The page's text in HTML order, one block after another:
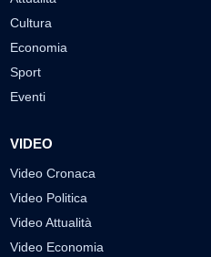
Cultura
Economia
Sport
Eventi
VIDEO
Video Cronaca
Video Politica
Video Attualità
Video Economia